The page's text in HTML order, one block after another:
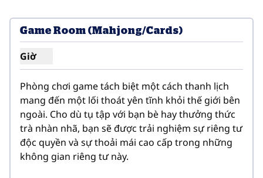
Game Room (Mahjong/Cards)
Giờ
Hiển thị giờ cho Phòng Trò chơi (Mahjong/Thẻ)
Phòng chơi game tách biệt một cách thanh lịch
mang đến một lối thoát yên tĩnh khỏi thế giới bên
ngoài. Cho dù tụ tập với bạn bè hay thưởng thức
trà nhàn nhã, bạn sẽ được trải nghiệm sự riêng tư
độc quyền và sự thoải mái cao cấp trong những
không gian riêng tư này.